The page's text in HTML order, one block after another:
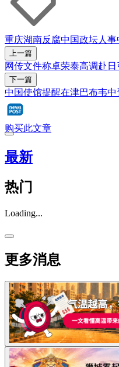
重庆湖南反腐中国政坛人事
上一篇
网传文件称卓荣泰高调赴
下一篇
中国使馆提醒在津巴布韦
购买此文章
最新
热门
Loading...
更多消息